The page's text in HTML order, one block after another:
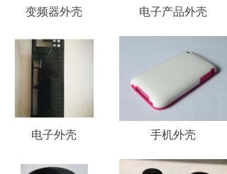
变频器外壳 电子产品外壳
电子外壳 手机外壳